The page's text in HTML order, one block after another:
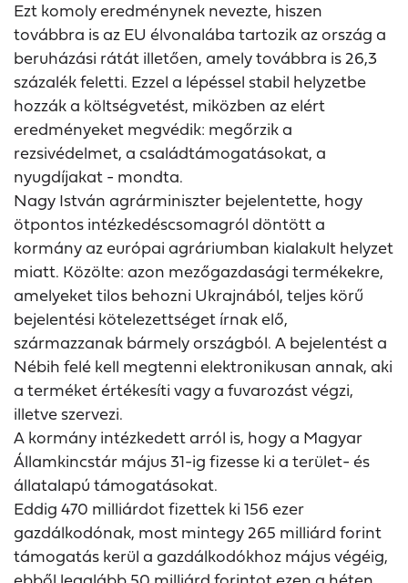
Ezt komoly eredménynek nevezte, hiszen
továbbra is az EU élvonalába tartozik az ország a
beruházási rátát illetően, amely továbbra is 26,3
százalék feletti. Ezzel a lépéssel stabil helyzetbe
hozzák a költségvetést, miközben az elért
eredményeket megvédik: megőrzik a
rezsivédelmet, a családtámogatásokat, a
nyugdíjakat - mondta.
Nagy István agrárminiszter bejelentette, hogy
ötpontos intézkedéscsomagról döntött a
kormány az európai agráriumban kialakult helyzet
miatt. Közölte: azon mezőgazdasági termékekre,
amelyeket tilos behozni Ukrajnából, teljes körű
bejelentési kötelezettséget írnak elő,
származzanak bármely országból. A bejelentést a
Nébih felé kell megtenni elektronikusan annak, aki
a terméket értékesíti vagy a fuvarozást végzi,
illetve szervezi.
A kormány intézkedett arról is, hogy a Magyar
Államkincstár május 31-ig fizesse ki a terület- és
állatalapú támogatásokat.
Eddig 470 milliárdot fizettek ki 156 ezer
gazdálkodónak, most mintegy 265 milliárd forint
támogatás kerül a gazdálkodókhoz május végéig,